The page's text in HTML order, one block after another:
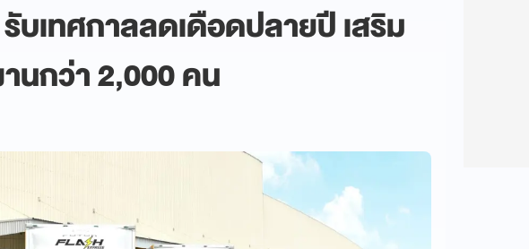
บเทศกาลลดเดือดปลายปี เสริม
กว่า 2,000 คน